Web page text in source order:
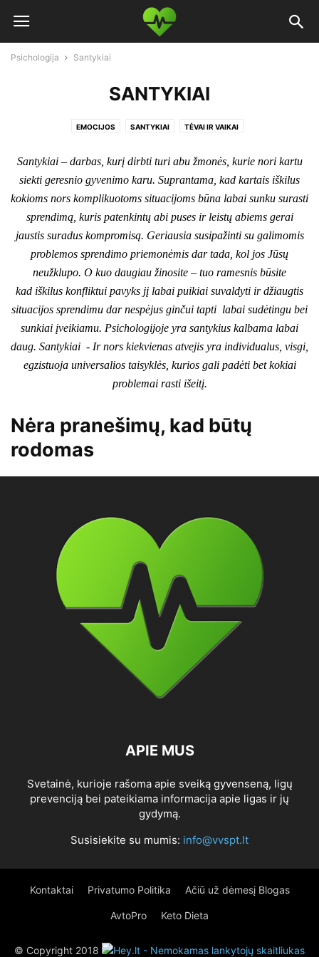
Psichologija Santykiai
SANTYKIAI
EMOCIJOS SANTYKIAI TĖVAI IR VAIKAI
Santykiai – darbas, kurį dirbti turi abu žmonės, kurie nori kartu
siekti geresnio gyvenimo karu. Suprantama, kad kartais iškilus
kokioms nors komplikuotoms situacijoms būna labai sunku surasti
sprendimą, kuris patenkintų abi puses ir leistų abiems gerai
jaustis suradus kompromisą. Geriausia susipažinti su galimomis
problemos sprendimo priemonėmis dar tada, kol jos Jūsų
neužklupo. O kuo daugiau žinosite – tuo ramesnis būsite
kad iškilus konfliktui pavyks jį labai puikiai suvaldyti ir džiaugtis
situacijos sprendimu dar nespėjus ginčui tapti labai sudėtingu bei
sunkiai įveikiamu. Psichologijoje yra santykius kalbama labai
daug. Santykiai - Ir nors kiekvienas atvejis yra individualus, visgi,
egzistuoja universalios taisyklės, kurios gali padėti bet kokiai
problemai rasti išeitį.
Nėra pranešimų, kad būtų
rodomas
APIE MUS
Svetainė, kurioje rašoma apie sveiką gyvenseną, ligų
prevenciją bei pateikiama informacija apie ligas ir jų
gydymą.
Susisiekite su mumis: info@vvspt.lt
Kontaktai Privatumo Politika Ačiū už dėmesį Blogas
AvtoPro Keto Dieta
© Copyright 2018